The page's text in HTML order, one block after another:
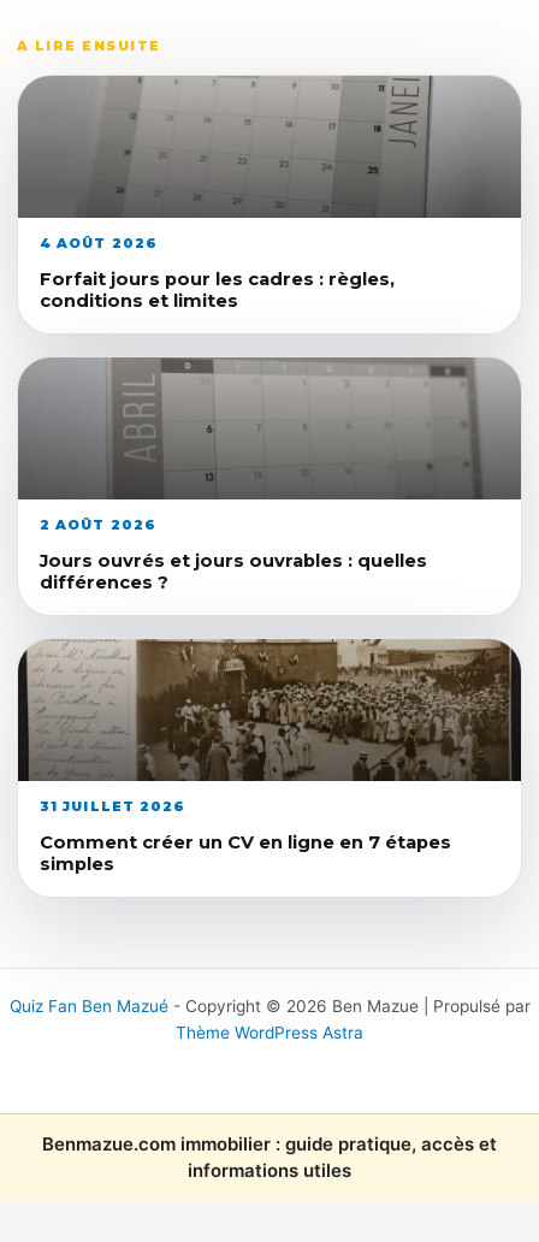
A LIRE ENSUITE
4 AOÛT 2026
Forfait jours pour les cadres : règles,
conditions et limites
2 AOÛT 2026
Jours ouvrés et jours ouvrables : quelles
différences ?
31 JUILLET 2026
Comment créer un CV en ligne en 7 étapes
simples
Quiz Fan Ben Mazué- Copyright © 2026 Ben Mazue | Propulsé par
Thème WordPress Astra
Benmazue.com immobilier : guide pratique, accès et
informations utiles